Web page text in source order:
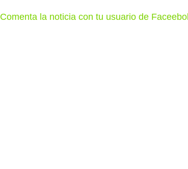
Comenta la noticia con tu usuario de